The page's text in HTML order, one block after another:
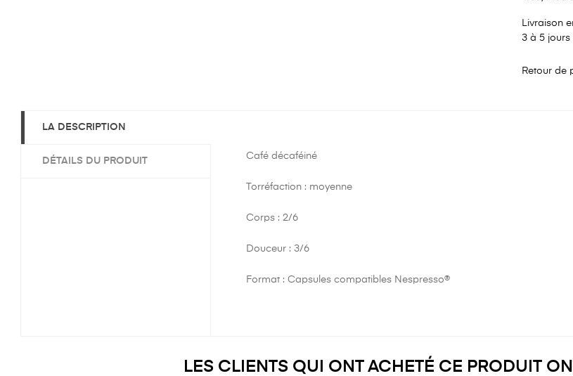
Livraison
3 à 5 jours
Retour de
LA DESCRIPTION
DÉTAILS DU PRODUIT Café décaféiné
Torréfaction : moyenne
Corps : 2/6
Douceur : 3/6
Format : Capsules compatibles Nespresso®
LES CLIENTS QUI ONT ACHETÉ CE PRODUIT